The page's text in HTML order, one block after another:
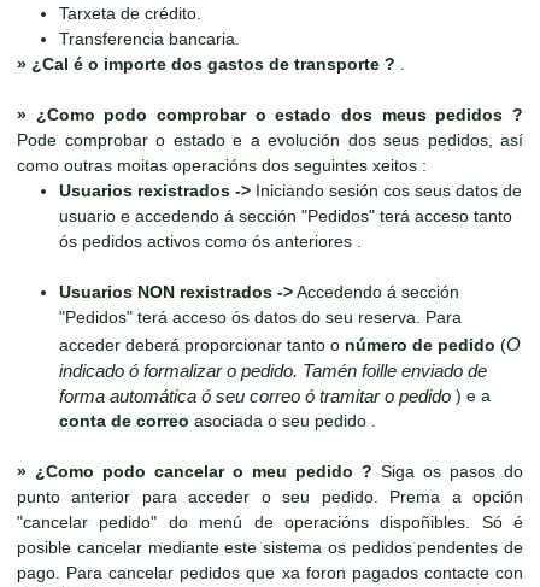
Tarxeta de crédito.
Transferencia bancaria.
» ¿Cal é o importe dos gastos de transporte ? .
» ¿Como podo comprobar o estado dos meus pedidos ?
Pode comprobar o estado e a evolución dos seus pedidos, así
como outras moitas operacións dos seguintes xeitos :
Usuarios rexistrados -> Iniciando sesión cos seus datos de
usuario e accedendo á sección "Pedidos" terá acceso tanto
ós pedidos activos como ós anteriores .
Usuarios NON rexistrados ->Accedendo á sección
"Pedidos" terá acceso ós datos do seu reserva. Para
acceder deberá proporcionar tanto o número de pedido (O
indicado ó formalizar o pedido. Tamén foille enviado de
forma automática ó seu correo ó tramitar o pedido ) e a
conta de correo asociada o seu pedido .
» ¿Como podo cancelar o meu pedido ? Siga os pasos do
punto anterior para acceder o seu pedido. Prema a opción
"cancelar pedido" do menú de operacións dispoñibles. Só é
posible cancelar mediante este sistema os pedidos pendentes de
pago. Para cancelar pedidos que xa foron pagados contacte con